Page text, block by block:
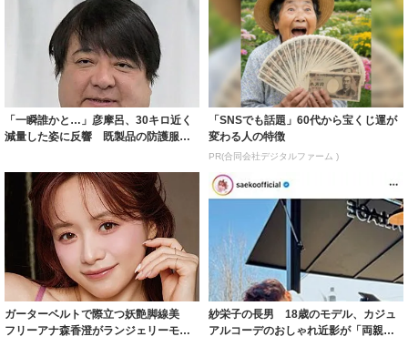
「一瞬誰かと…」彦摩呂、30キロ近く
減量した姿に反響 既製品の防護服が
「SNSでも話題」60代から宝くじ運が
変わる人の特徴
PR(合同会社デジタルファーム )
ガーターベルトで際立つ妖艶脚線美
フリーアナ森香澄がランジェリーモデ
紗栄子の長男 18歳のモデル、カジュ
アルコーデのおしゃれ近影が「両親の